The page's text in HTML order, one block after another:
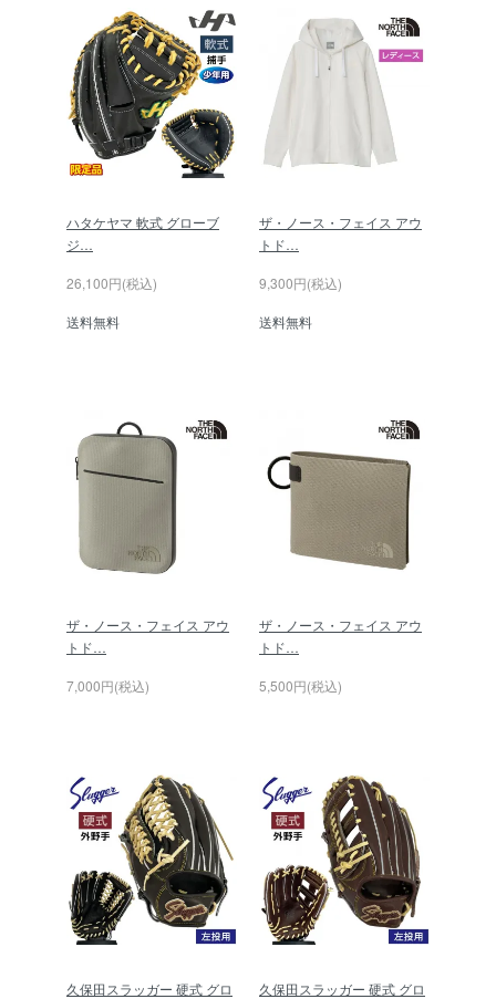
ハタケヤマ 軟式 グローブ
ジ…
26,100円(税込)
送料無料
ザ・ノース・フェイス アウ
トド…
9,300円(税込)
送料無料
ザ・ノース・フェイス アウ
トド…
7,000円(税込)
ザ・ノース・フェイス アウ
トド…
5,500円(税込)
久保田スラッガー 硬式 グロ
久保田スラッガー 硬式 グロ